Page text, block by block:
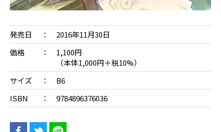
発売日
2016年11月30日
価格
1,100円
（本体1,000円＋税10%）
サイズ
B6
ISBN
9784896376036